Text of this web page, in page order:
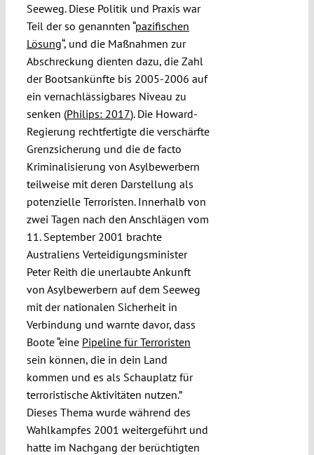
Seeweg. Diese Politik und Praxis war
Teil der so genannten “pazifischen
Lösung“, und die Maßnahmen zur
Abschreckung dienten dazu, die Zahl
der Bootsankünfte bis 2005-2006 auf
ein vernachlässigbares Niveau zu
senken (Philips: 2017). Die Howard-
Regierung rechtfertigte die verschärfte
Grenzsicherung und die de facto
Kriminalisierung von Asylbewerbern
teilweise mit deren Darstellung als
potenzielle Terroristen. Innerhalb von
zwei Tagen nach den Anschlägen vom
11. September 2001 brachte
Australiens Verteidigungsminister
Peter Reith die unerlaubte Ankunft
von Asylbewerbern auf dem Seeweg
mit der nationalen Sicherheit in
Verbindung und warnte davor, dass
Boote “eine Pipeline für Terroristen
sein können, die in dein Land
kommen und es als Schauplatz für
terroristische Aktivitäten nutzen.”
Dieses Thema wurde während des
Wahlkampfes 2001 weitergeführt und
hatte im Nachgang der berüchtigten